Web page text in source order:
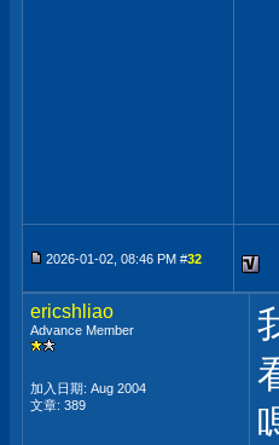
2026-01-02, 08:46 PM #32
ericshliao
Advance Member
加入日期: Aug 2004
文章: 389